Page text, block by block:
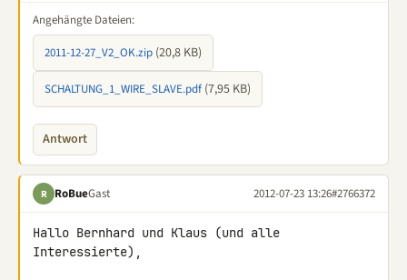
Angehängte Dateien:
2011-12-27_V2_OK.zip (20,8 KB)
SCHALTUNG_1_WIRE_SLAVE.pdf (7,95 KB)
Antwort
R RoBueGast 2012-07-23 13:26#2766372
Hallo Bernhard und Klaus (und alle
Interessierte),